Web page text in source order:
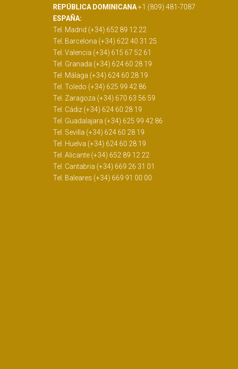
REPÚBLICA DOMINICANA+1 (809) 481-7087
ESPAÑA:
Tel. Madrid (+34) 652 89 12 22
Tel. Barcelona (+34) 622 40 31 25
Tel. Valencia (+34) 615 67 52 61
Tel. Granada (+34) 624 60 28 19
Tel. Málaga (+34) 624 60 28 19
Tel. Toledo (+34) 625 99 42 86
Tel. Zaragoza (+34) 670 63 56 59
Tel. Cádiz (+34) 624 60 28 19
Tel. Guadalajara (+34) 625 99 42 86
Tel. Sevilla (+34) 624 60 28 19
Tel. Huelva (+34) 624 60 28 19
Tel. Alicante (+34) 652 89 12 22
Tel. Cantabria (+34) 669 26 31 01
Tel. Baleares (+34) 669 91 00 00